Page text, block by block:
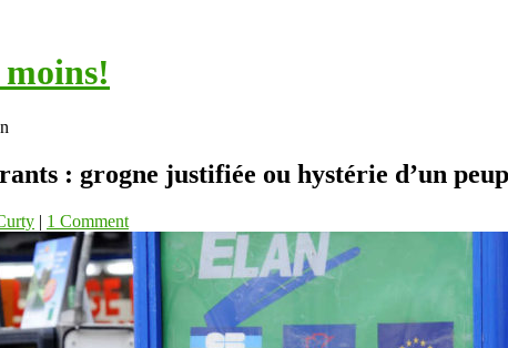
moins!
: grogne justifiée ou hystérie d’un
| 1 Comment